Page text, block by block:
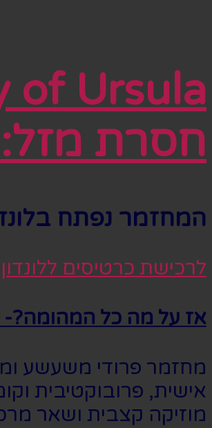
חסרת
המחזמר נפתח בלונדון ב-6 בפברואר ומציג עד ה-5
לרכישת כרטיסים ללונדון
אז על מה כל המהומה?-
מחזמר פרודי משעשע
אישית, פרובוקטיבית
מוזיקה קצבית ושאר